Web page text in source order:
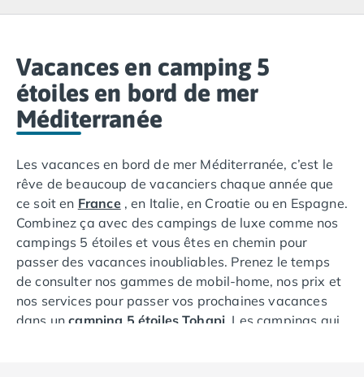
Camping Les Landes
Camping Biscarrosse
Camping Capbreton
Camping Hossegor
Camping Messanges
Camping Moliets et Maa
Camping Sanguinet
Camping Seignosse
Camping Vieux Boucau les Bains
Camping Pyrénées Atlantiques
Camping Bayonne
Camping Biarritz
Camping Bidart
Camping Hendaye
Vacances en camping 5
étoiles en bord de mer
Méditerranée
Les vacances en bord de mer Méditerranée, c’est le
rêve de beaucoup de vacanciers chaque année que
ce soit en France, en Italie, en Croatie ou en Espagne.
Combinez ça avec des campings de luxe comme nos
campings 5 étoiles et vous êtes en chemin pour
passer des vacances inoubliables. Prenez le temps
de consulter nos gammes de mobil-home, nos prix et
nos services pour passer vos prochaines vacances
dans uncamping 5 étoiles Tohapi . Les campings qui